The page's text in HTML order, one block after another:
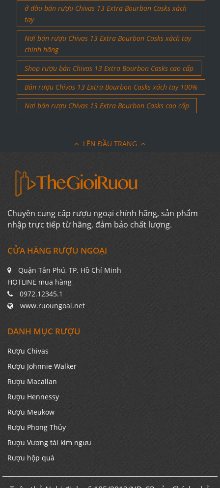
ở đâu bán rượu Chivas 13 Extra Bourbon Casks xách
tay
Nơi bán rượu Chivas 13 Extra Bourbon Casks xách tay
chính hãng
Shop rượu bán Chivas 13 Extra Bourbon Casks cao cấp
Bán rượu Chivas 13 Extra Bourbon Casks xách tay 100%
Nơi bán rượu Chivas 13 Extra Bourbon Casks cao cấp
LÊN ĐẦU TRANG
Chuyên cung cấp rượu ngoại chính hãng, sản phẩm
nhập trực tiếp từ hãng, đảm bảo chất lượng.
CỬA HÀNG RƯỢU NGOẠI
Quận Tân Phú, TP. Hồ Chí Minh
HOTLINE mua hàng
0972.12345.1
www.ruoungoai.net
DANH MỤC RƯỢU
Rượu Chivas
Rượu Johnnie Walker
Rượu Macallan
Rượu Hennessy
Rượu Meukow
Rượu Phong Thủy
Rượu Vương tài kim ngưu
Rượu hộp quà